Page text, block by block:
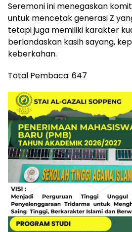
Seremoni ini menegaskan
untuk mencetak generasi Z
tetapi juga memiliki karakter
berlandaskan kasih sayang,
keberkahan.
Total Pembaca: 647